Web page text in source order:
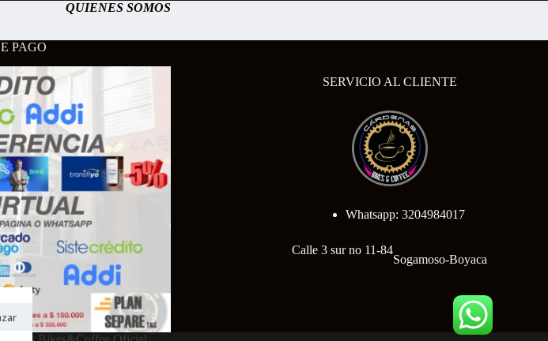
QUIENES SOMOS
PAGO
SERVICIO AL CLIENTE
Whatsapp: 3204984017
Calle 3 sur no 11-84
Sogamoso-Boyaca